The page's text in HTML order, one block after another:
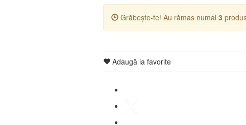
Grăbește-te! Au rămas numai 3
Adaugă la favorite